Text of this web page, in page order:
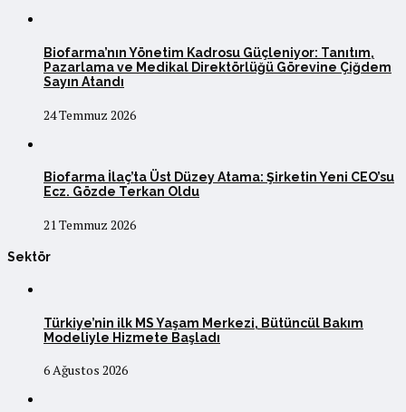
Biofarma’nın Yönetim Kadrosu Güçleniyor: Tanıtım,
Pazarlama ve Medikal Direktörlüğü Görevine Çiğdem
Sayın Atandı
24 Temmuz 2026
Biofarma İlaç’ta Üst Düzey Atama: Şirketin Yeni CEO’su
Ecz. Gözde Terkan Oldu
21 Temmuz 2026
Sektör
Türkiye’nin ilk MS Yaşam Merkezi, Bütüncül Bakım
Modeliyle Hizmete Başladı
6 Ağustos 2026